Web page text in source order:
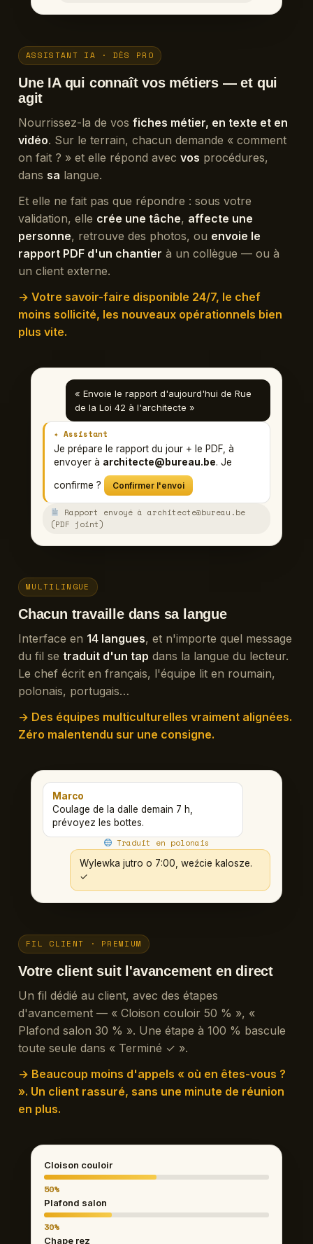
ASSISTANT IA · DÈS PRO
Une IA qui connaît vos métiers — et qui
agit
Nourrissez-la de vos fiches métier, en texte et en
vidéo. Sur le terrain, chacun demande « comment
on fait ? » et elle répond avec vos procédures,
dans sa langue.
Et elle ne fait pas que répondre : sous votre
validation, elle crée une tâche, affecte une
personne, retrouve des photos, ou envoie le
rapport PDF d'un chantier à un collègue — ou à
un client externe.
→ Votre savoir-faire disponible 24/7, le chef
moins sollicité, les nouveaux opérationnels bien
plus vite.
« Envoie le rapport d'aujourd'hui de Rue
de la Loi 42 à l'architecte »
✦ Assistant
Je prépare le rapport du jour + le PDF, à
envoyer à architecte@bureau.be. Je
confirme ? Confirmer l'envoi
Rapport envoyé à architecte@bureau.be
(PDF joint)
MULTILINGUE
Chacun travaille dans sa langue
Interface en 14 langues, et n'importe quel message
du fil se traduit d'un tap dans la langue du lecteur.
Le chef écrit en français, l'équipe lit en roumain,
polonais, portugais…
→ Des équipes multiculturelles vraiment alignées.
Zéro malentendu sur une consigne.
Marco
Coulage de la dalle demain 7 h,
prévoyez les bottes.
Traduit en polonais
Wylewka jutro o 7:00, weźcie kalosze.
✓
FIL CLIENT · PREMIUM
Votre client suit l'avancement en direct
Un fil dédié au client, avec des étapes
d'avancement — « Cloison couloir 50 % », «
Plafond salon 30 % ». Une étape à 100 % bascule
toute seule dans « Terminé ✓ ».
→ Beaucoup moins d'appels « où en êtes-vous ?
». Un client rassuré, sans une minute de réunion
en plus.
Cloison couloir
50%
Plafond salon
30%
Chape rez